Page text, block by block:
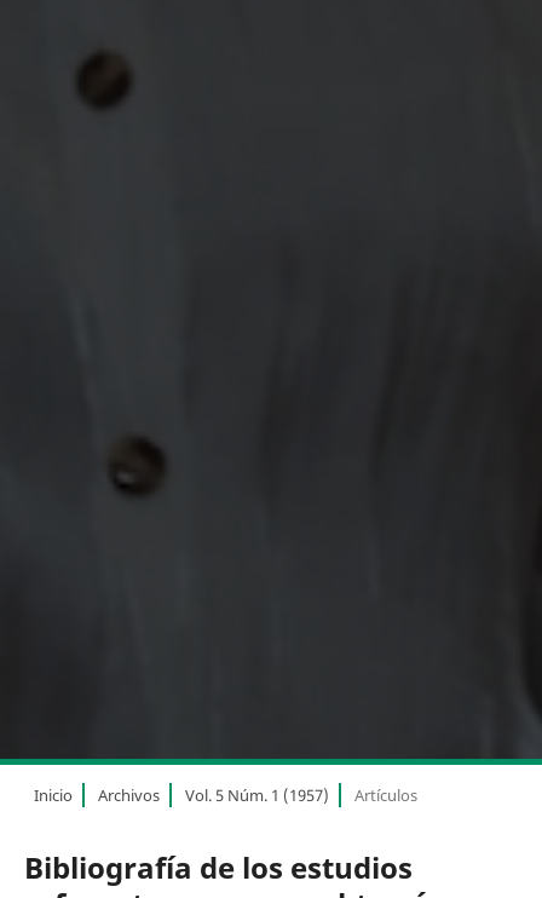
Inicio Archivos Vol. 5 Núm. 1 (1957) Artículos
Bibliografía de los estudios